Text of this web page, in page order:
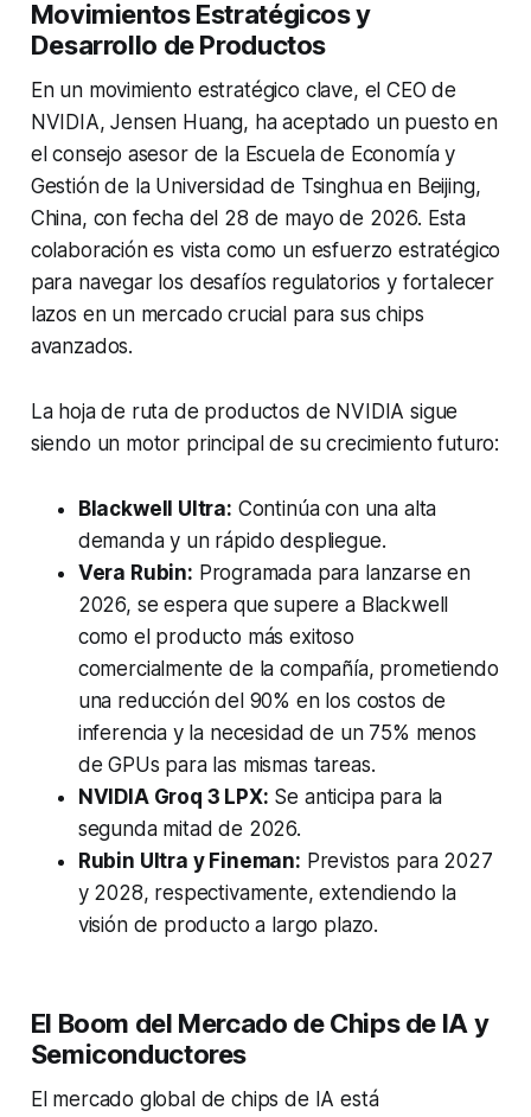
Movimientos Estratégicos y
Desarrollo de Productos
En un movimiento estratégico clave, el CEO de
NVIDIA, Jensen Huang, ha aceptado un puesto en
el consejo asesor de la Escuela de Economía y
Gestión de la Universidad de Tsinghua en Beijing,
China, con fecha del 28 de mayo de 2026. Esta
colaboración es vista como un esfuerzo estratégico
para navegar los desafíos regulatorios y fortalecer
lazos en un mercado crucial para sus chips
avanzados.
La hoja de ruta de productos de NVIDIA sigue
siendo un motor principal de su crecimiento futuro:
Blackwell Ultra: Continúa con una alta
demanda y un rápido despliegue.
Vera Rubin: Programada para lanzarse en
2026, se espera que supere a Blackwell
como el producto más exitoso
comercialmente de la compañía, prometiendo
una reducción del 90% en los costos de
inferencia y la necesidad de un 75% menos
de GPUs para las mismas tareas.
NVIDIA Groq 3 LPX: Se anticipa para la
segunda mitad de 2026.
Rubin Ultra y Fineman: Previstos para 2027
y 2028, respectivamente, extendiendo la
visión de producto a largo plazo.
El Boom del Mercado de Chips de IA y
Semiconductores
El mercado global de chips de IA está